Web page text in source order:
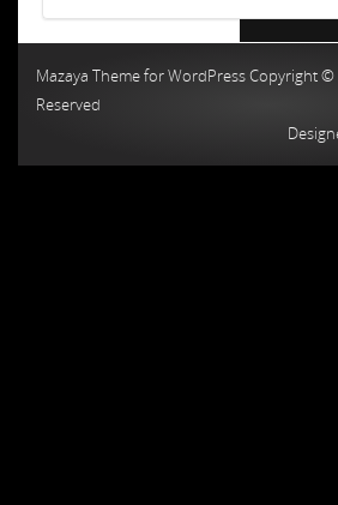
Mazaya Theme for WordPress Copyright ©
Reserved